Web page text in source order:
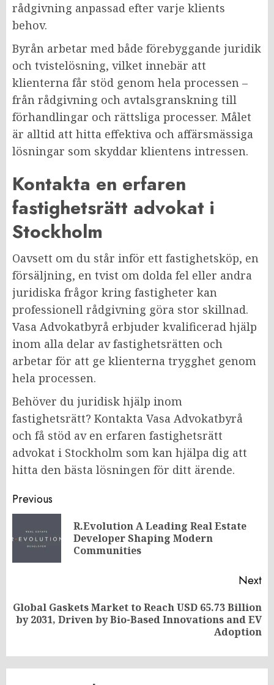
rådgivning anpassad efter varje klients
behov.
Byrån arbetar med både förebyggande juridik
och tvistelösning, vilket innebär att
klienterna får stöd genom hela processen –
från rådgivning och avtalsgranskning till
förhandlingar och rättsliga processer. Målet
är alltid att hitta effektiva och affärsmässiga
lösningar som skyddar klientens intressen.
Kontakta en erfaren
fastighetsrätt advokat i
Stockholm
Oavsett om du står inför ett fastighetsköp, en
försäljning, en tvist om dolda fel eller andra
juridiska frågor kring fastigheter kan
professionell rådgivning göra stor skillnad.
Vasa Advokatbyrå erbjuder kvalificerad hjälp
inom alla delar av fastighetsrätten och
arbetar för att ge klienterna trygghet genom
hela processen.
Behöver du juridisk hjälp inom
fastighetsrätt? Kontakta Vasa Advokatbyrå
och få stöd av en erfaren fastighetsrätt
advokat i Stockholm som kan hjälpa dig att
hitta den bästa lösningen för ditt ärende.
Post
navigation
Previous
R.Evolution A Leading Real Estate
Developer Shaping Modern
Communities
Next
Next
Global Gaskets Market to Reach USD 65.73 Billion
by 2031, Driven by Bio-Based Innovations and EV
Adoption